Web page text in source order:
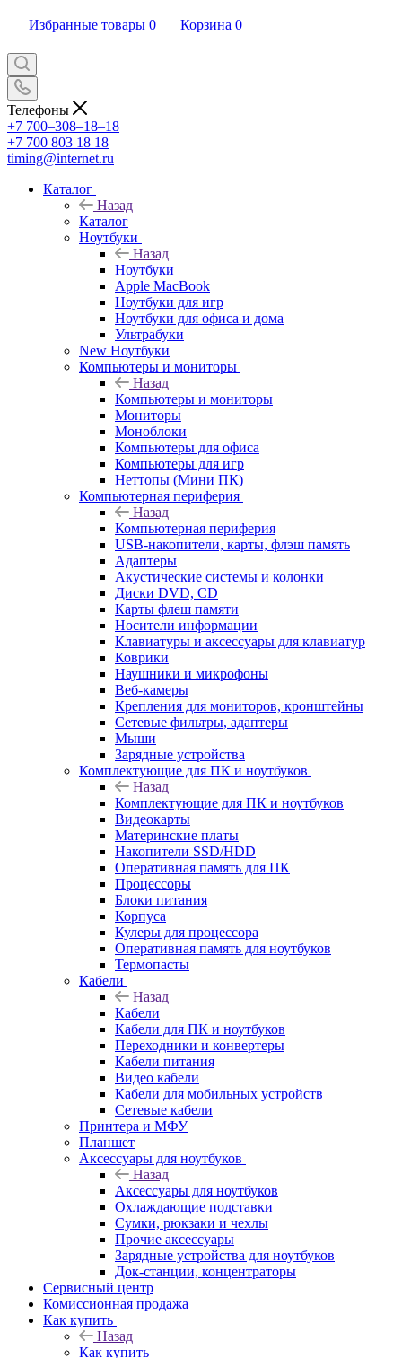
Избранные товары 0 Корзина 0
Телефоны
+7 700‒308‒18‒18
+7 700 803 18 18
timing@internet.ru
Каталог
Назад
Каталог
Ноутбуки
Назад
Ноутбуки
Apple MacBook
Ноутбуки для игр
Ноутбуки для офиса и дома
Ультрабуки
New Ноутбуки
Компьютеры и мониторы
Назад
Компьютеры и мониторы
Мониторы
Моноблоки
Компьютеры для офиса
Компьютеры для игр
Неттопы (Мини ПК)
Компьютерная периферия
Назад
Компьютерная периферия
USB-накопители, карты, флэш память
Адаптеры
Акустические системы и колонки
Диски DVD, CD
Карты флеш памяти
Носители информации
Клавиатуры и аксессуары для клавиатур
Коврики
Наушники и микрофоны
Веб-камеры
Крепления для мониторов, кронштейны
Сетевые фильтры, адаптеры
Мыши
Зарядные устройства
Комплектующие для ПК и ноутбуков
Назад
Комплектующие для ПК и ноутбуков
Видеокарты
Материнские платы
Накопители SSD/HDD
Оперативная память для ПК
Процессоры
Блоки питания
Корпуса
Кулеры для процессора
Оперативная память для ноутбуков
Термопасты
Кабели
Назад
Кабели
Кабели для ПК и ноутбуков
Переходники и конвертеры
Кабели питания
Видео кабели
Кабели для мобильных устройств
Сетевые кабели
Принтера и МФУ
Планшет
Аксессуары для ноутбуков
Назад
Аксессуары для ноутбуков
Охлаждающие подставки
Сумки, рюкзаки и чехлы
Прочие аксессуары
Зарядные устройства для ноутбуков
Док-станции, концентраторы
Сервисный центр
Комиссионная продажа
Как купить
Назад
Как купить